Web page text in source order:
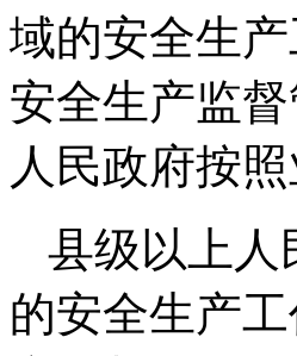
域的安全生
安全生产监
人民政府按
县级以上人
的安全生产